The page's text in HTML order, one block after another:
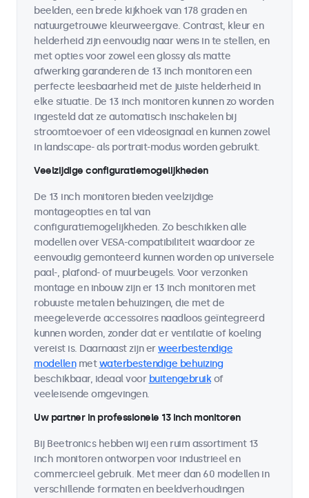
beelden, een brede kijkhoek van 178 graden en
natuurgetrouwe kleurweergave. Contrast, kleur en
helderheid zijn eenvoudig naar wens in te stellen, en
met opties voor zowel een glossy als matte
afwerking garanderen de 13 inch monitoren een
perfecte leesbaarheid met de juiste helderheid in
elke situatie. De 13 inch monitoren kunnen zo worden
ingesteld dat ze automatisch inschakelen bij
stroomtoevoer of een videosignaal en kunnen zowel
in landscape- als portrait-modus worden gebruikt.
Veelzijdige configuratiemogelijkheden
De 13 inch monitoren bieden veelzijdige
montageopties en tal van
configuratiemogelijkheden. Zo beschikken alle
modellen over VESA-compatibiliteit waardoor ze
eenvoudig gemonteerd kunnen worden op universele
paal-, plafond- of muurbeugels. Voor verzonken
montage en inbouw zijn er 13 inch monitoren met
robuuste metalen behuizingen, die met de
meegeleverde accessoires naadloos geïntegreerd
kunnen worden, zonder dat er ventilatie of koeling
vereist is. Daarnaast zijn erweerbestendige
modellenmetwaterbestendige behuizing
beschikbaar, ideaal voor buitengebruikof
veeleisende omgevingen.
Uw partner in professionele 13 inch monitoren
Bij Beetronics hebben wij een ruim assortiment 13
inch monitoren ontworpen voor industrieel en
commercieel gebruik. Met meer dan 60 modellen in
verschillende formaten en beeldverhoudingen